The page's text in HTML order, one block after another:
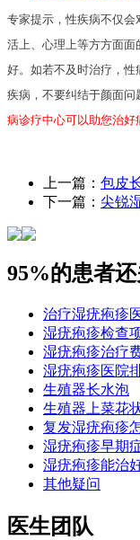
专家提示，性疾病不仅
活上、心理上等方方面
好。如若不及时治疗，
疾病，不要纠结于颜面问
病诊疗中心可以助您治
上一篇： 包皮
下一篇： 尖锐
95%的患者
治疗湿疣疱疹
湿疣疱疹检查
湿疣疱疹治疗
湿疣疱疹医院
生殖器长水泡
生殖器上菜花
复发湿疣疱疹
湿疣疱疹早期
湿疣疱疹能治
其他疑问
医生团队